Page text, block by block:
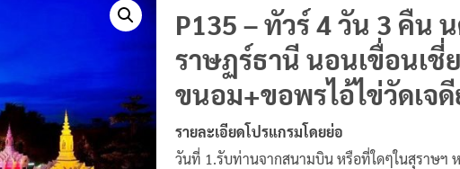
P135 – ทัวร์ 4 วัน 3 คืน
ราษฏร์ธานี นอนเขื่อนเชี่
ขนอม+ขอพรไอ้ไข่วัดเจ
รายละเอียดโปรแกรมโดยย่อ
วันที่ 1.รับท่านจากสนามบิน หรือที่ใดๆในสุราษฯ